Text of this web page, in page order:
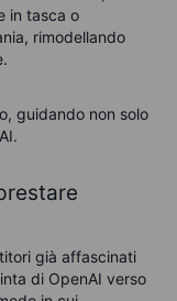
in tasca o
rimodellando
guidando non solo
già affascinati
di OpenAI verso